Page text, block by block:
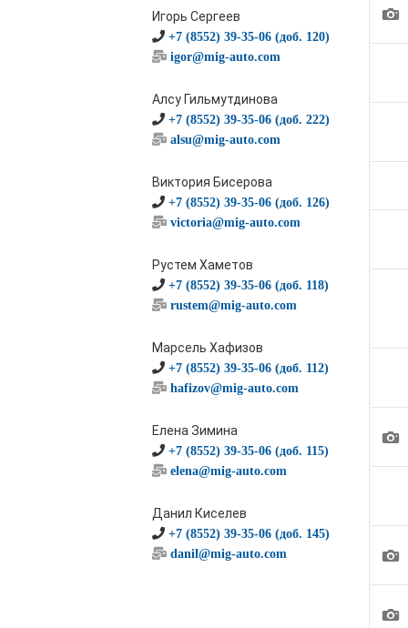
Игорь Сергеев
+7 (8552) 39-35-06 (доб. 120)
igor@mig-auto.com
Алсу Гильмутдинова
+7 (8552) 39-35-06 (доб. 222)
alsu@mig-auto.com
Виктория Бисерова
+7 (8552) 39-35-06 (доб. 126)
victoria@mig-auto.com
Рустем Хаметов
+7 (8552) 39-35-06 (доб. 118)
rustem@mig-auto.com
Марсель Хафизов
+7 (8552) 39-35-06 (доб. 112)
hafizov@mig-auto.com
Елена Зимина
+7 (8552) 39-35-06 (доб. 115)
elena@mig-auto.com
Данил Киселев
+7 (8552) 39-35-06 (доб. 145)
danil@mig-auto.com
1
1
1
1